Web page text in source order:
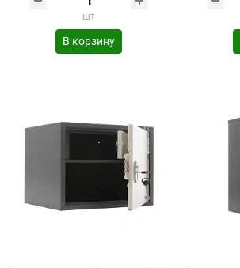
шт
В корзину